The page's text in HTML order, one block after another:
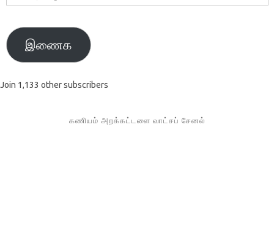
முகவரி
இணைக
Join 1,133 other subscribers
கணியம் அறக்கட்டளை வாட்சப் சேனல்